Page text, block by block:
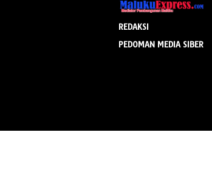
REDAKSI
PEDOMAN MEDIA SIBER